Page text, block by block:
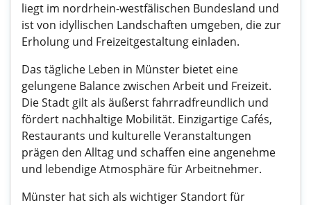
liegt im nordrhein-westfälischen Bundesland und
ist von idyllischen Landschaften umgeben, die zur
Erholung und Freizeitgestaltung einladen.
Das tägliche Leben in Münster bietet eine
gelungene Balance zwischen Arbeit und Freizeit.
Die Stadt gilt als äußerst fahrradfreundlich und
fördert nachhaltige Mobilität. Einzigartige Cafés,
Restaurants und kulturelle Veranstaltungen
prägen den Alltag und schaffen eine angenehme
und lebendige Atmosphäre für Arbeitnehmer.
Münster hat sich als wichtiger Standort für